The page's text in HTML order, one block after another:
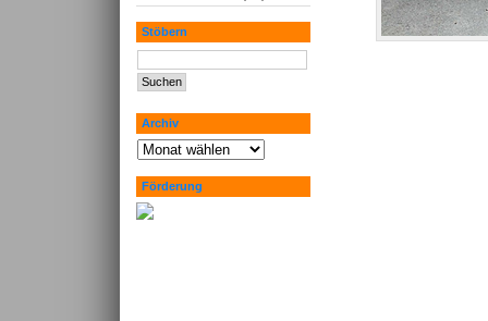
Stöbern
Archiv
Förderung